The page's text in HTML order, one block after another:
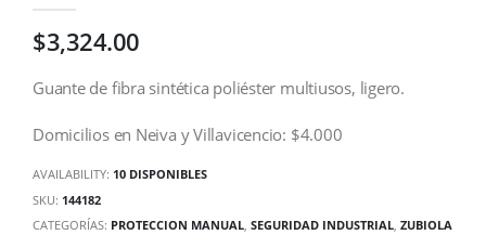
$3,324.00
Guante de fibra sintética poliéster multiusos, ligero.
Domicilios en Neiva y Villavicencio: $4.000
AVAILABILITY: 10 DISPONIBLES
SKU: 144182
CATEGORÍAS: PROTECCION MANUAL, SEGURIDAD INDUSTRIAL, ZUBIOLA